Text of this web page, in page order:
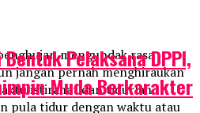
mengundak rasa
jangan pernah menghiraukan
istirahat dan tidurlah
pula tidur dengan waktu atau
Pelaksana DPPI,
Muda Berkarakter